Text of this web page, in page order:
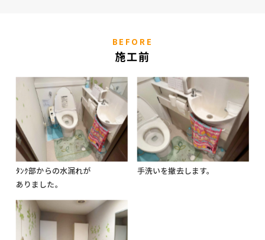
BEFORE
施工前
ﾀﾝｸ部からの水漏れが
ありました。
手洗いを撤去します。